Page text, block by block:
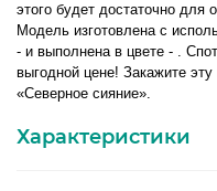
этого будет достаточно
Модель изготовлена с
- и выполнена в цвете - .
выгодной цене! Закажите
«Северное сияние».
Характеристики